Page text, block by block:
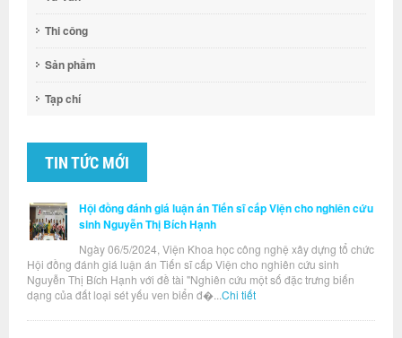
Thi công
Sản phẩm
Tạp chí
TIN TỨC MỚI
Hội đồng đánh giá luận án Tiến sĩ cấp Viện cho nghiên cứu
sinh Nguyễn Thị Bích Hạnh
Ngày 06/5/2024, Viện Khoa học công nghệ xây dựng tổ chức
Hội đồng đánh giá luận án Tiến sĩ cấp Viện cho nghiên cứu sinh
Nguyễn Thị Bích Hạnh với đề tài "Nghiên cứu một số đặc trưng biến
dạng của đất loại sét yếu ven biển đ�... Chi tiết